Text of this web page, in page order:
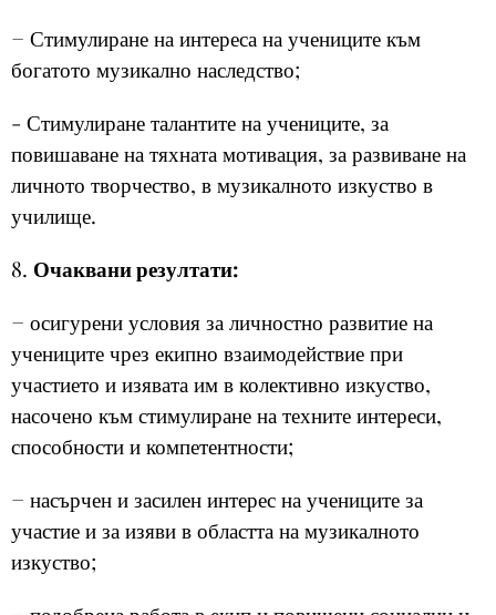
− Стимулиране на интереса на учениците към
богатото музикално наследство;
- Стимулиране талантите на учениците, за
повишаване на тяхната мотивация, за развиване на
личното творчество, в музикалното изкуство в
училище.
8. Очаквани резултати:
− осигурени условия за личностно развитие на
учениците чрез екипно взаимодействие при
участието и изявата им в колективно изкуство,
насочено към стимулиране на техните интереси,
способности и компетентности;
− насърчен и засилен интерес на учениците за
участие и за изяви в областта на музикалното
изкуство;